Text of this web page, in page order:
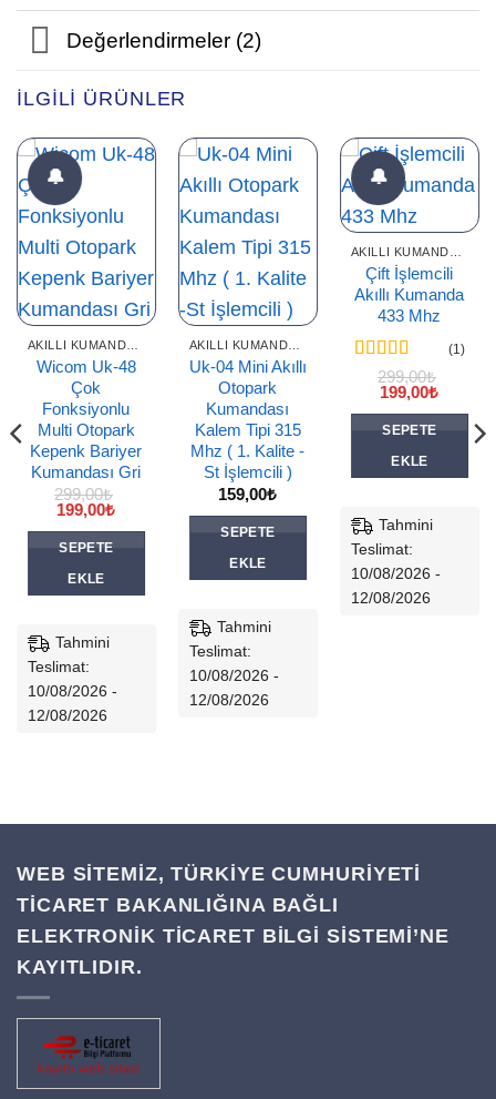
Değerlendirmeler (2)
İLGILI ÜRÜNLER
🔔
Wicom Uk-48
Çok
Fonksiyonlu
Multi Otopark
Kepenk Bariyer
Kumandası Gri
299,00₺
Orijinal
fiyat:
299,00₺.
199,00₺Şu
SEPETE
EKLE
Tahmini
Teslimat:
10/08/2026 -
12/08/2026
Uk-04 Mini Akıllı
Otopark
Kumandası
Kalem Tipi 315
Mhz ( 1. Kalite -
St İşlemcili )
159,00₺
SEPETE
EKLE
Tahmini
Teslimat:
10/08/2026 -
12/08/2026
🔔
Çift İşlemcili
Akıllı Kumanda
433 Mhz
5 üzerinden
oy aldı
(1)
299,00₺
Orijinal
fiyat:
299,00₺.
199,00₺Şu
SEPETE
EKLE
Tahmini
Teslimat:
10/08/2026 -
12/08/2026
WEB SİTEMİZ, TÜRKİYE CUMHURİYETİ
TİCARET BAKANLIĞINA BAĞLI
ELEKTRONİK TİCARET BİLGİ SİSTEMİ’NE
KAYITLIDIR.